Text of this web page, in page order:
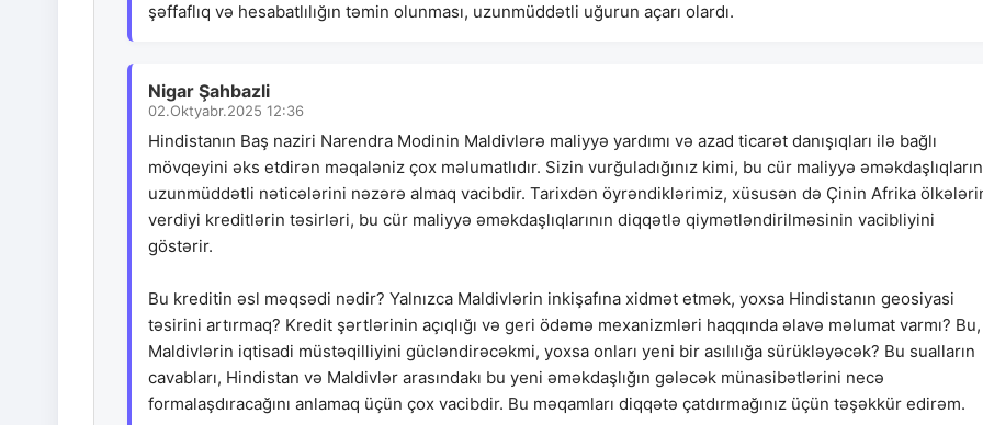
şəffaflıq və hesabatlılığın təmin olunması, uzunmüddətli uğurun açarı olardı.
Nigar Şahbazli
02.Oktyabr.2025 12:36
Hindistanın Baş naziri Narendra Modinin Maldivlərə maliyyə yardımı və azad ticarət danışıqları ilə bağlı
mövqeyini əks etdirən məqaləniz çox məlumatlıdır. Sizin vurğuladığınız kimi, bu cür maliyyə
uzunmüddətli nəticələrini nəzərə almaq vacibdir. Tarixdən öyrəndiklərimiz, xüsusən də Çinin Afrika
verdiyi kreditlərin təsirləri, bu cür maliyyə əməkdaşlıqlarının diqqətlə qiymətləndirilməsinin vacibliyini
göstərir.
Bu kreditin əsl məqsədi nədir? Yalnızca Maldivlərin inkişafına xidmət etmək, yoxsa Hindistanın geosiyasi
təsirini artırmaq? Kredit şərtlərinin açıqlığı və geri ödəmə mexanizmləri haqqında əlavə məlumat varmı? Bu,
Maldivlərin iqtisadi müstəqilliyini gücləndirəcəkmi, yoxsa onları yeni bir asılılığa sürükləyəcək? Bu sualların
cavabları, Hindistan və Maldivlər arasındakı bu yeni əməkdaşlığın gələcək münasibətlərini necə
formalaşdıracağını anlamaq üçün çox vacibdir. Bu məqamları diqqətə çatdırmağınız üçün təşəkkür edirəm.